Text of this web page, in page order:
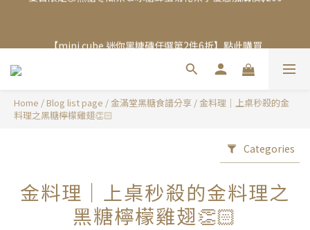
加入Line 官方帳號，送你$50優惠券，現領現折！點我立即加入領
Home / Blog list page /金滿堂黑糖食譜分享 /金料理｜上桌秒殺的金
料理之黑糖檸檬雞翅👏🏻
Categories
金料理｜上桌秒殺的金料理之
黑糖檸檬雞翅👏🏻